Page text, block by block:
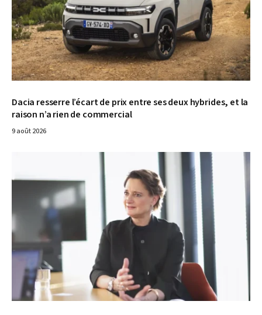
Dacia resserre l’écart de prix entre ses deux hybrides, et la
raison n’a rien de commercial
9 août 2026